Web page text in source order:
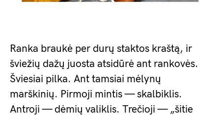
Ranka braukė per durų staktos kraštą, ir
šviežių dažų juosta atsidūrė ant rankovės.
Šviesiai pilka. Ant tamsiai mėlynų
marškinių. Pirmoji mintis — skalbiklis.
Antroji — dėmių valiklis. Trečioji — „šitie